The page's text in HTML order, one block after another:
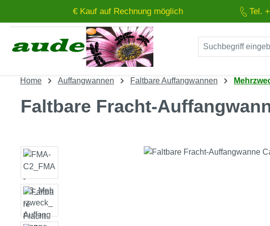
Hauptinhalt springen
Zur Suche springen€ Kauf auf Rechnung möglich Tel.
Home Auffangwannen Faltbare Auffangwannen
Faltbare Fracht-
Bildergalerie überspringen